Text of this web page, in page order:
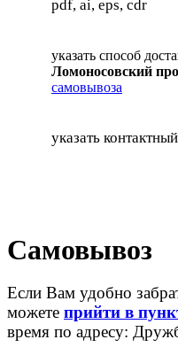
pdf, ai, eps, cdr
указать способ
Ломоносовский
самовывоза
указать
Самовывоз
Если Вам удобно
можете прийти в
время по адресу: